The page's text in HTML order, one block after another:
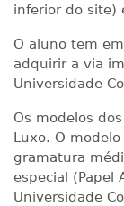
inferior do site)
O aluno tem
adquirir a via
Universidade
Os modelos
Luxo. O
gramatura
especial (Papel
Universidade